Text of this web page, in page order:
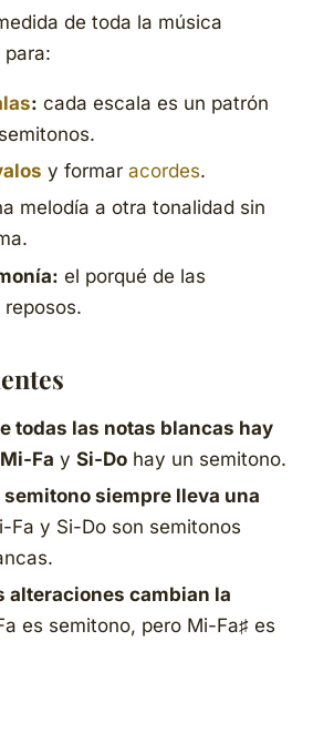
de toda la música
: cada escala es un patrón
y formar acordes.
melodía a otra tonalidad sin
el porqué de las
todas las notas blancas hay
Mi-Fa y Si-Dohay un semitono.
semitono siempre lleva una
Fa y Si-Do son semitonos
alteraciones cambian la
es semitono, pero Mi-Fa♯ es